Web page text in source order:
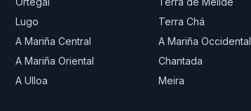
Lugo
Terra Chá
A Mariña Central
A Mariña Occidental
A Mariña Oriental
Chantada
A Ulloa
Meira